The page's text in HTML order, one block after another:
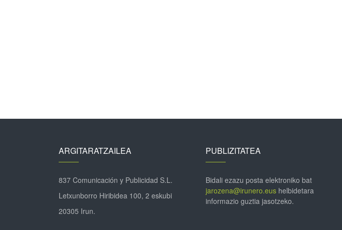
ARGITARATZAILEA
837 Comunicación y Publicidad S.L.
Letxunborro Hiribidea 100, 2 eskubi
20305 Irun.
PUBLIZITATEA
Bidali ezazu posta elektroniko bat
jarozena@irunero.eushelbidetara
informazio guztia jasotzeko.